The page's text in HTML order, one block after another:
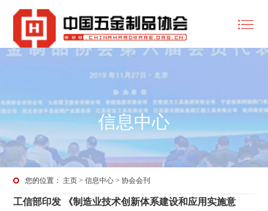
信息中心
您的位置： 主页 >信息中心 >协会会刊
工信部印发 《制造业技术创新体系建设和应用实施意